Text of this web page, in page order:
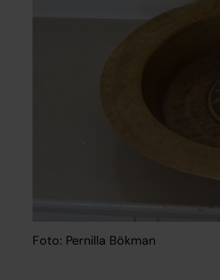
Foto: Pernilla Bökman